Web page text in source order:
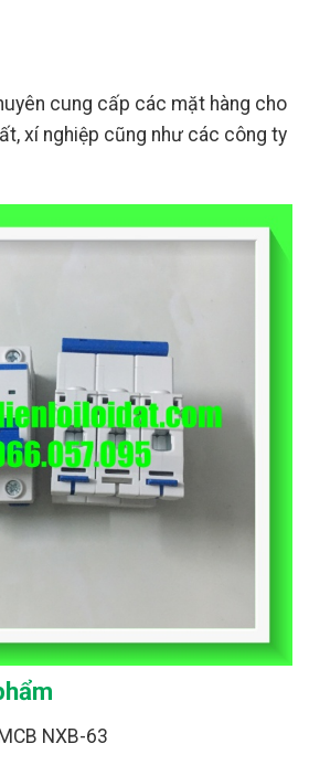
cung cấp các mặt hàng cho
xí nghiệp cũng như các công ty
NXB-63